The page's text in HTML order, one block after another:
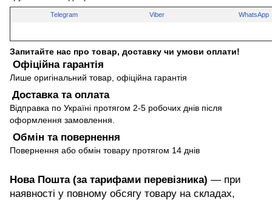
Telegram Viber WhatsApp
Запитайте нас про товар, доставку чи умови оплати!
Офіційна гарантія
Лише оригінальний товар, офіційна гарантія
Доставка та оплата
Відправка по Україні протягом 2-5 робочих днів після
оформлення замовлення.
Обмін та повернення
Повернення або обмін товару протягом 14 днів
Нова Пошта (за тарифами перевізника) — при
наявності у повному обсягу товару на складах,